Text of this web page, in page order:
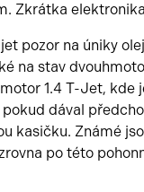
Zkrátka
pozor na úniky
na stav
1.4 T-Jet,
dával
kasičku. Známé
po této